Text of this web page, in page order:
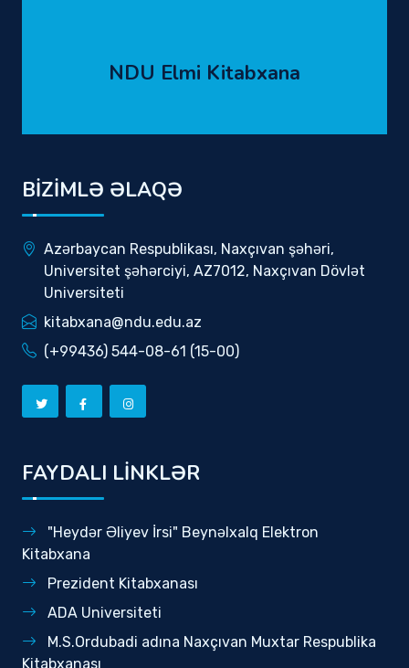
NDU Elmi Kitabxana
BİZİMLƏ ƏLAQƏ
Azərbaycan Respublikası, Naxçıvan şəhəri,
Universitet şəhərciyi, AZ7012, Naxçıvan Dövlət
Universiteti
kitabxana@ndu.edu.az
(+99436) 544-08-61 (15-00)
FAYDALI LİNKLƏR
"Heydər Əliyev İrsi" Beynəlxalq Elektron
Kitabxana
Prezident Kitabxanası
ADA Universiteti
M.S.Ordubadi adına Naxçıvan Muxtar Respublika
Kitabxanası